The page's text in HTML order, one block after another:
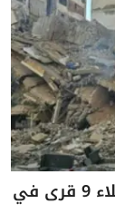
جيش الاحتلال الإسرائيلي يحذر من إخلاء 9 قرى في